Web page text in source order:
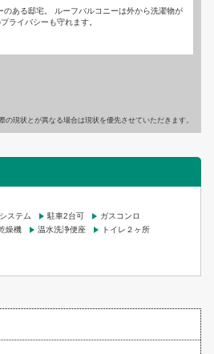
ある邸宅。 ルーフバルコニーは外から洗濯物が
ライバシーも守れます。
の現状とが異なる場合は現状を優先させていただきます。
ステム 駐車2台可
ガスコンロ
燥機
温水洗浄便座 トイレ２ヶ所